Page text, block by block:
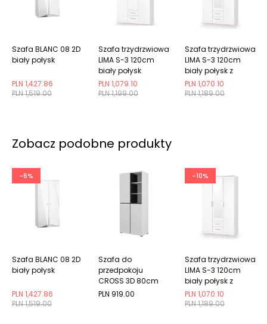
PLN 1,519.00
PLN 1,427.86
Szafa BLANC 08 2D
biały połysk
PLN 1,199.00
PLN 1,079.10
Szafa trzydrzwiowa
LIMA S-3 120cm
biały połysk
PLN 1,189.00
PLN 1,070.10
Szafa trzydrzwiowa
LIMA S-3 120cm
biały połysk z
lustrem
Zobacz podobne produkty
-6%
PLN 1,519.00
PLN 1,427.86
Szafa BLANC 08 2D
biały połysk
PLN 919.00
Szafa do
przedpokoju
CROSS 3D 80cm
biała/czarna z
-10%
PLN 1,189.00
PLN 1,070.10
Szafa trzydrzwiowa
LIMA S-3 120cm
biały połysk z
lustrem